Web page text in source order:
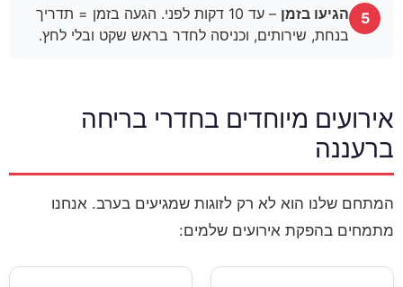
5 הגיעו בזמן
– עד 10 דקות לפני. הגעה בזמן = תדריך
בנחת, שירותים, וכניסה לחדר בראש שקט ובלי לחץ.
אירועים מיוחדים בחדרי בריחה
ברעננה
המתחם שלנו הוא לא רק לזוגות שמגיעים בערב. אנחנו
מתמחים בהפקת אירועים שלמים: